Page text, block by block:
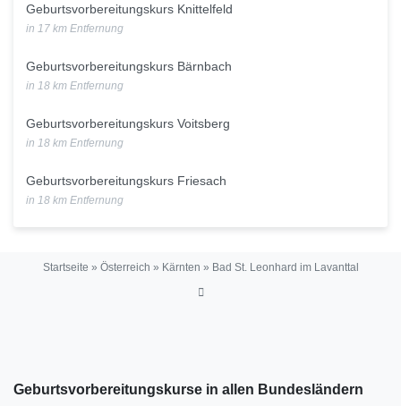
Geburtsvorbereitungskurs Knittelfeld
in 17 km Entfernung
Geburtsvorbereitungskurs Bärnbach
in 18 km Entfernung
Geburtsvorbereitungskurs Voitsberg
in 18 km Entfernung
Geburtsvorbereitungskurs Friesach
in 18 km Entfernung
Startseite » Österreich » Kärnten » Bad St. Leonhard im Lavanttal
Geburtsvorbereitungskurse in allen Bundesländern